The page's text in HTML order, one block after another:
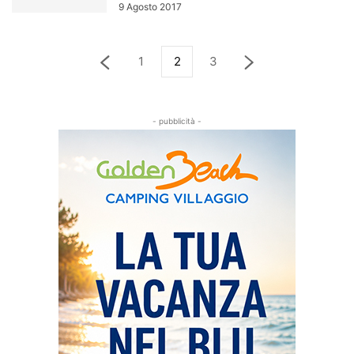
9 Agosto 2017
1 2 3
- pubblicità -